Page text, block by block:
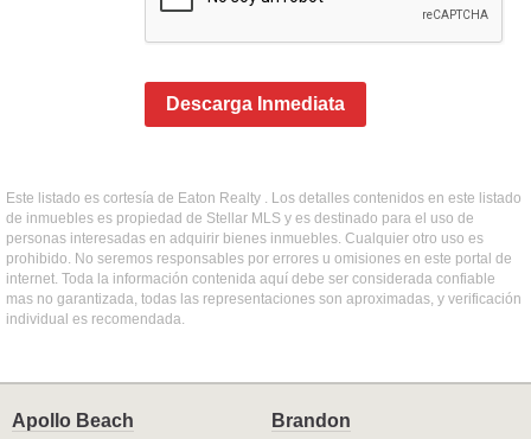
Descarga Inmediata
Este listado es cortesía de Eaton Realty . Los detalles contenidos en este listado
de inmuebles es propiedad de Stellar MLS y es destinado para el uso de
personas interesadas en adquirir bienes inmuebles. Cualquier otro uso es
prohibido. No seremos responsables por errores u omisiones en este portal de
internet. Toda la información contenida aquí debe ser considerada confiable
mas no garantizada, todas las representaciones son aproximadas, y verificación
individual es recomendada.
Apollo Beach
Brandon